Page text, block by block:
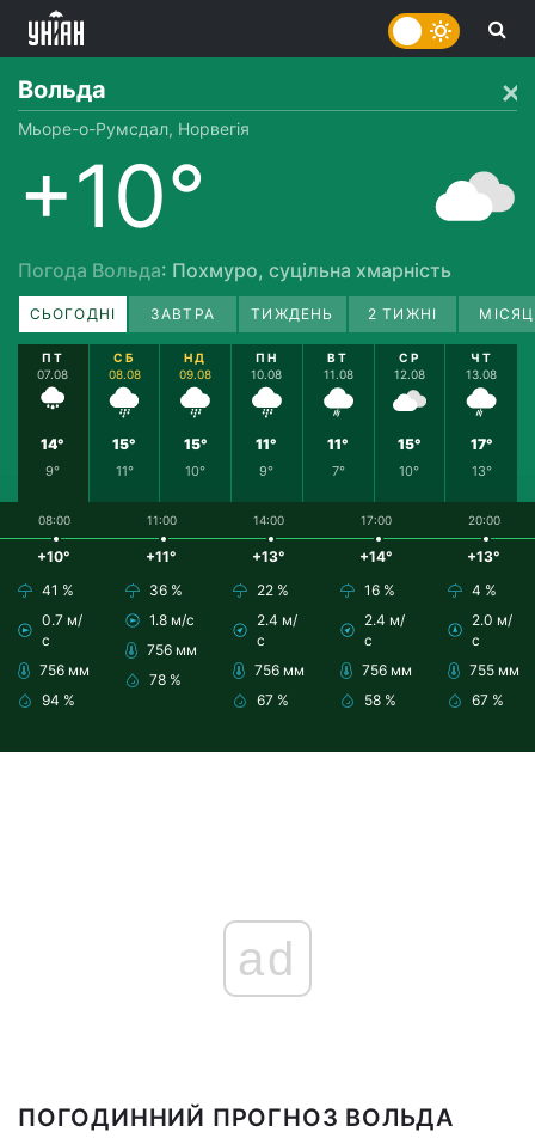
Вольда
Мьоре-о-Румсдал, Норвегія
+10°
Погода Вольда: Похмуро, суцільна хмарність
СЬОГОДНІ ЗАВТРА ТИЖДЕНЬ 2 ТИЖНІ
ПТ
07.08
14°
9°
СБ
08.08
15°
11°
НД
09.08
15°
10°
ПН
10.08
11°
9°
ВТ
11.08
11°
7°
СР
12.08
15°
10°
ЧТ
13.08
17°
13°
08:00
+10°
41 %
0.7 м/
с
756 мм
94 %
11:00
+11°
36 %
1.8 м/с
756 мм
78 %
14:00
+13°
22 %
2.4 м/
с
756 мм
67 %
17:00
+14°
16 %
2.4 м/
с
756 мм
58 %
20:00
+13°
4 %
2.0 м/
с
755 мм
67 %
ad
ПОГОДИННИЙ ПРОГНОЗ ВОЛЬДА